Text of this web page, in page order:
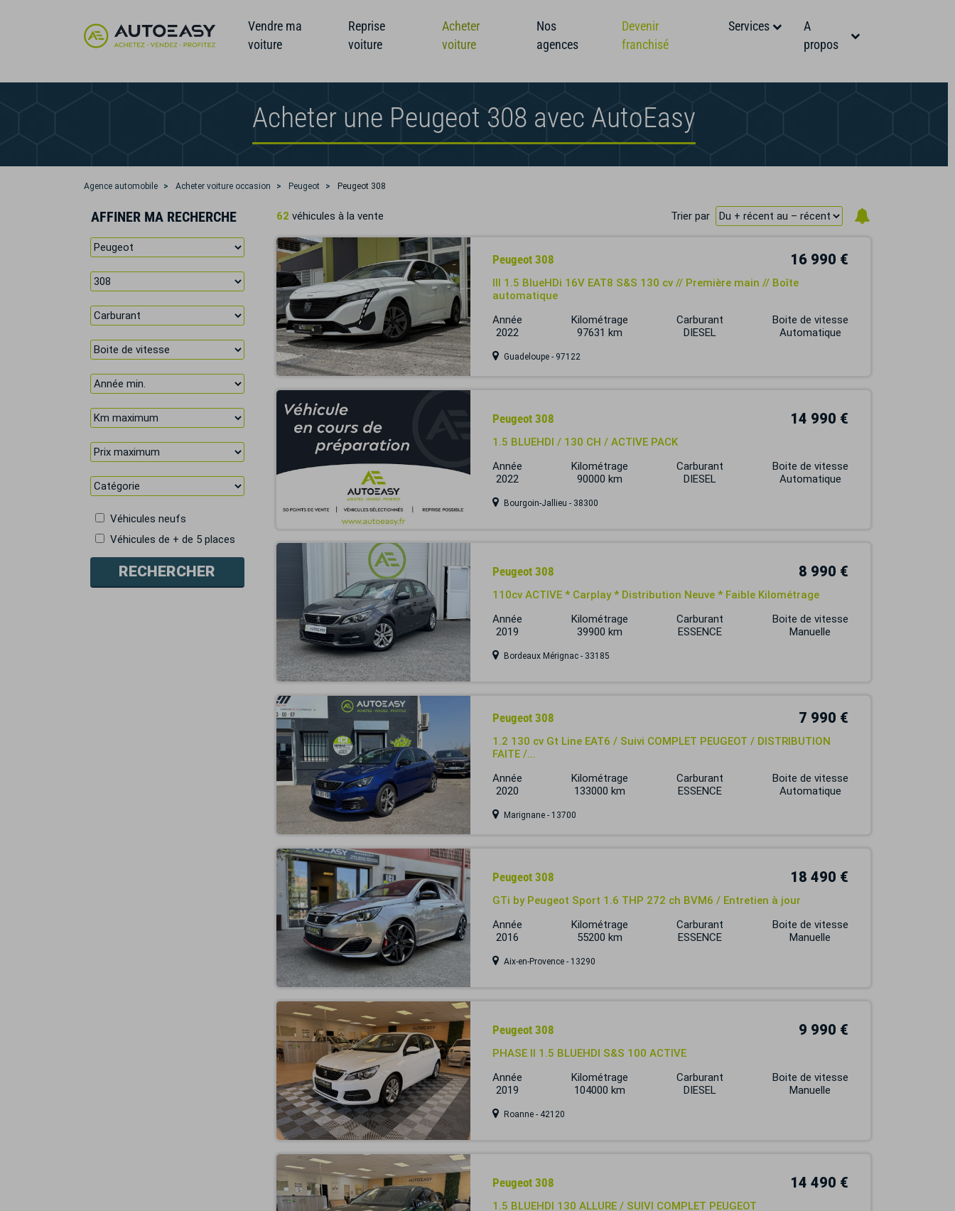
Vendre ma
voiture
Reprise
voiture
Acheter
voiture
Nos
agences
Devenir
franchisé
Services
A
propos
Acheter une Peugeot 308 avec AutoEasy
Agence automobile Acheter voiture occasion Peugeot Peugeot 308
AFFINER MA RECHERCHE
Véhicules neufs
Véhicules de + de 5 places
62 véhicules à la vente Trier par
Peugeot 308 16 990 €
III 1.5 BlueHDi 16V EAT8 S&S 130 cv // Première main // Boîte
automatique
Année
2022
Kilométrage
97631 km
Carburant
DIESEL
Boite de vitesse
Automatique
Guadeloupe - 97122
Peugeot 308 14 990 €
1.5 BLUEHDI / 130 CH / ACTIVE PACK
Année
2022
Kilométrage
90000 km
Carburant
DIESEL
Boite de vitesse
Automatique
Bourgoin-Jallieu - 38300
Peugeot 308 8 990 €
110cv ACTIVE * Carplay * Distribution Neuve * Faible Kilométrage
Année
2019
Kilométrage
39900 km
Carburant
ESSENCE
Boite de vitesse
Manuelle
Bordeaux Mérignac - 33185
Peugeot 308 7 990 €
1.2 130 cv Gt Line EAT6 / Suivi COMPLET PEUGEOT / DISTRIBUTION
FAITE /...
Année
2020
Kilométrage
133000 km
Carburant
ESSENCE
Boite de vitesse
Automatique
Marignane - 13700
Peugeot 308 18 490 €
GTi by Peugeot Sport 1.6 THP 272 ch BVM6 / Entretien à jour
Année
2016
Kilométrage
55200 km
Carburant
ESSENCE
Boite de vitesse
Manuelle
Aix-en-Provence - 13290
Peugeot 308 9 990 €
PHASE II 1.5 BLUEHDI S&S 100 ACTIVE
Année
2019
Kilométrage
104000 km
Carburant
DIESEL
Boite de vitesse
Manuelle
Roanne - 42120
Peugeot 308 14 490 €
1.5 BLUEHDI 130 ALLURE / SUIVI COMPLET PEUGEOT